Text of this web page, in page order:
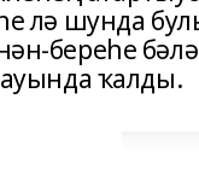
лә шунда
береһе
ҡалды.